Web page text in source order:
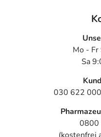
Mo -
Sa
030 622
0800